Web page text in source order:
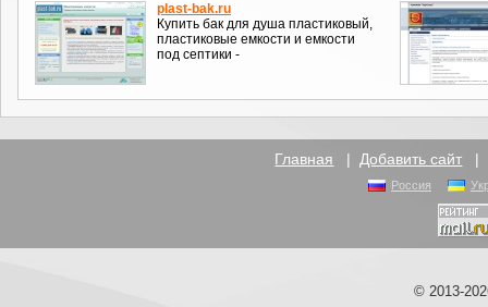
plast-bak.ru
Купить бак для душа пластиковый,
пластиковые емкости и емкости
под септики -
Главная | Добавить сайт |
Россия
© 2013-